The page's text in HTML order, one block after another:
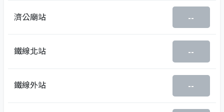
濟公廟站 --
鐵線北站 --
鐵線外站 --